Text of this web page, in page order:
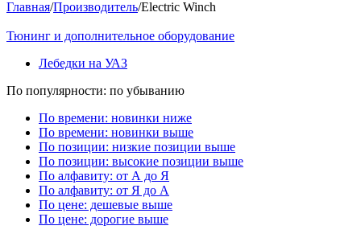
Главная/Производитель/Electric Winch
Тюнинг и дополнительное оборудование
Лебедки на УАЗ
По популярности: по убыванию
По времени: новинки ниже
По времени: новинки выше
По позиции: низкие позиции выше
По позиции: высокие позиции выше
По алфавиту: от А до Я
По алфавиту: от Я до А
По цене: дешевые выше
По цене: дорогие выше